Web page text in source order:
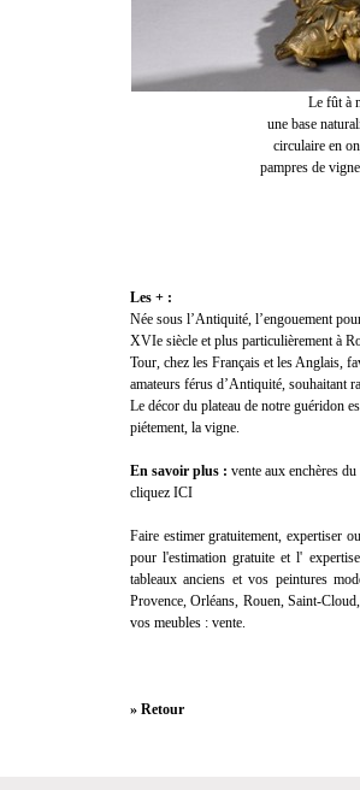
Le fût à
une base
circulaire en
pampres de
Les + :
Née sous l’Antiquité, l’engouement
XVIe siècle et plus particulièrement à
Tour, chez les Français et les Anglais,
amateurs férus d’Antiquité, souhaitant
Le décor du plateau de notre guéridon
piétement, la vigne.
En savoir plus : vente aux enchères
cliquez ICI
Faire estimer gratuitement, expertiser
pour l'estimation gratuiteet l' expertise
tableaux anciens et vos peintures
Provence, Orléans, Rouen, Saint-
vos meubles : vente.
» Retour